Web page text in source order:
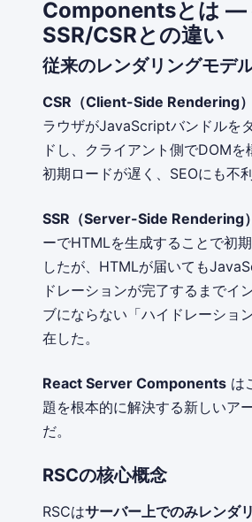
Componentsとは —
SSR/CSRとの違い
従来のレンダリングモデ
CSR（Client-Side Rendering）
ラウザがJavaScriptバンドルを
ドし、クライアント側でDOMを
初期ロードが遅く、SEOにも不
SSR（Server-Side Rendering）
ーでHTMLを生成することで初
したが、HTMLが届いても
ドレーションが完了するまでイ
ブにならない「ハイドレーショ
在した。
React Server Components は
題を根本的に解決する新しいア
だ。
RSCの核心概念
RSCはサーバー上でのみレンダ